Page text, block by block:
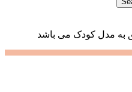
کودک می باشد